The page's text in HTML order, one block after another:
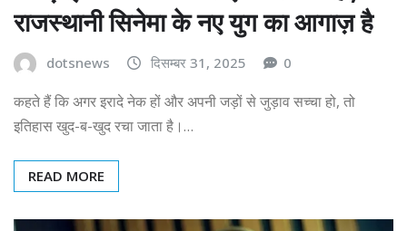
राजस्थानी सिनेमा के नए युग का आगाज़ है
dotsnews दिसम्बर 31, 2025 0
कहते हैं कि अगर इरादे नेक हों और अपनी जड़ों से जुड़ाव सच्चा हो, तो
इतिहास खुद-ब-खुद रचा जाता है।…
READ MORE